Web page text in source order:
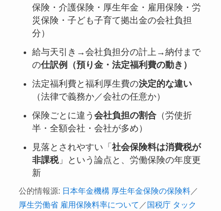
保険・介護保険・厚生年金・雇用保険・労
災保険・子ども子育て拠出金の会社負担
分）
給与天引き→会社負担分の計上→納付まで
の仕訳例（預り金・法定福利費の動き）
法定福利費と福利厚生費の決定的な違い
（法律で義務か／会社の任意か）
保険ごとに違う 会社負担の割合（労使折
半・全額会社・会社が多め）
見落とされやすい「 社会保険料は消費税が
非課税」という論点と、労働保険の年度更
新
公的情報源: 日本年金機構 厚生年金保険の保険料／
厚生労働省 雇用保険料率について ／ 国税庁 タック